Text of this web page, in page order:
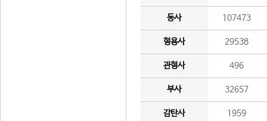
동사 107473
형용사 29538
관형사 496
부사 32657
감탄사 1959